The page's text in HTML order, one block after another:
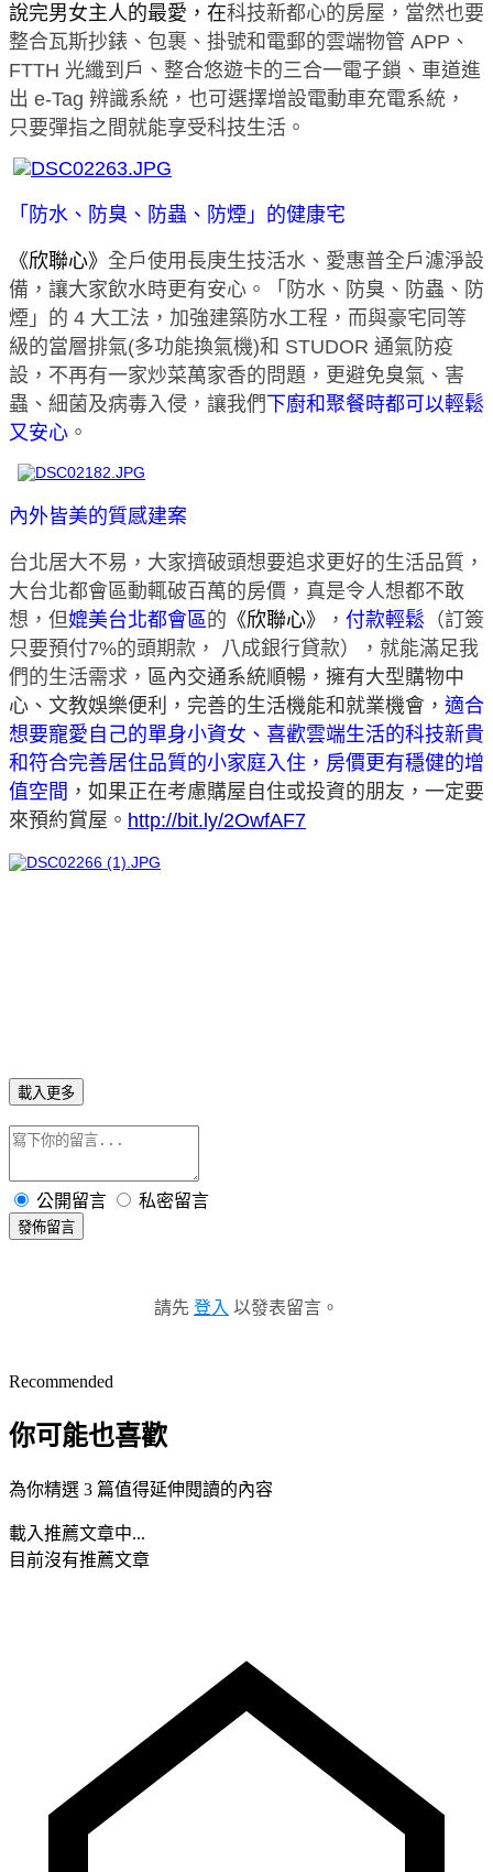
說完男女主人的最愛，在科技新都心的房屋，當然也要
整合瓦斯抄錶、包裹、掛號和電郵的雲端物管 APP、
FTTH 光纖到戶、整合悠遊卡的三合一電子鎖、車道進
出 e-Tag 辨識系統，也可選擇增設電動車充電系統，
只要彈指之間就能享受科技生活。
「防水、防臭、防蟲、防煙」 的健康宅
《欣聯心》 全戶使用長庚生技活水、愛惠普全戶濾淨設
備，讓大家飲水時更有安心。「防水、防臭、防蟲、防
煙」的 4 大工法，加強建築防水工程，而與豪宅同等
級的當層排氣(多功能換氣機)和 STUDOR 通氣防疫
設，不再有一家炒菜萬家香的問題，更避免臭氣、害
蟲、細菌及病毒入侵，讓我們下廚和聚餐時都可以輕鬆
又安心 。
內外皆美的質感建案
台北居大不易，大家擠破頭想要追求更好的生活品質，
大台北都會區動輒破百萬的房價，真是令人想都不敢
想，但媲美台北都會區的 《欣聯心》 ， 付款輕鬆 （訂簽
只要預付7%的頭期款， 八成銀行貸款），就能滿足我
們的生活需求， 區內交通系統順暢，擁有大型購物中
心、文教娛樂便利，完善的生活機能和就業機會， 適合
想要寵愛自己的單身小資女、喜歡雲端生活的科技新貴
和符合完善居住品質的小家庭入住，房價更有穩健的增
值空間 ，如果正在考慮購屋自住或投資的朋友，一定要
來預約賞屋。 http://bit.ly/2OwfAF7
載入更多
公開留言 私密留言
發佈留言
請先 登入 以發表留言。
Recommended
你可能也喜歡
為你精選 3 篇值得延伸閱讀的內容
載入推薦文章中...
目前沒有推薦文章